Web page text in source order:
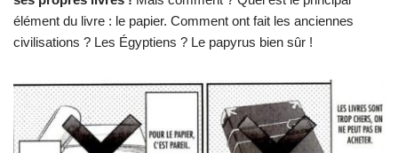
élément du livre : le papier. Comment ont fait les anciennes
civilisations ? Les Égyptiens ? Le papyrus bien sûr !